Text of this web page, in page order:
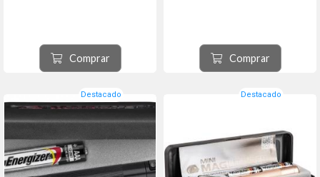
Comprar Comprar
Destacado Destacado